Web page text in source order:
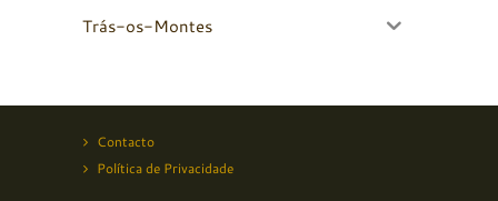
Trás-os-Montes
Contacto
Política de Privacidade